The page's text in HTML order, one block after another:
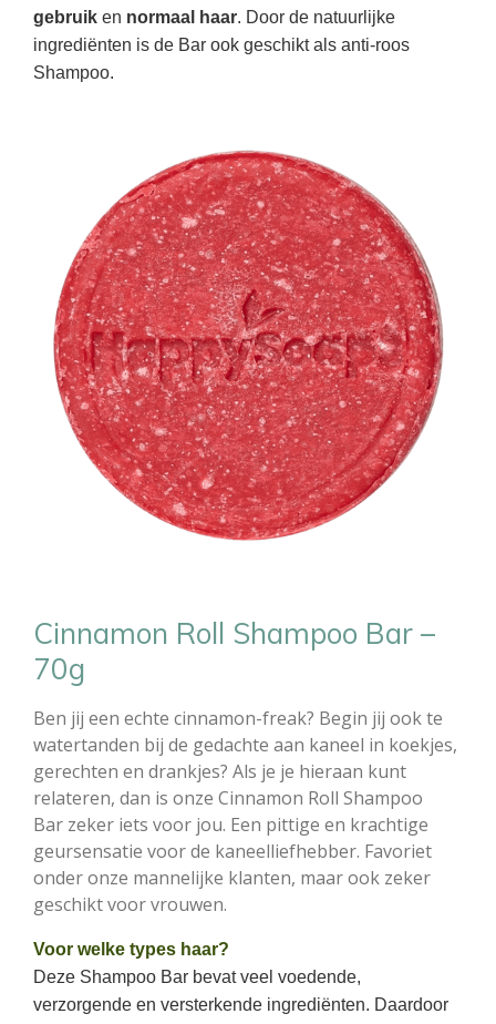
gebruik en normaal haar. Door de natuurlijke
ingrediënten is de Bar ook geschikt als anti-roos
Shampoo.
Cinnamon Roll Shampoo Bar –
70g
Ben jij een echte cinnamon-freak? Begin jij ook te
watertanden bij de gedachte aan kaneel in koekjes,
gerechten en drankjes? Als je je hieraan kunt
relateren, dan is onze Cinnamon Roll Shampoo
Bar zeker iets voor jou. Een pittige en krachtige
geursensatie voor de kaneelliefhebber. Favoriet
onder onze mannelijke klanten, maar ook zeker
geschikt voor vrouwen.
Voor welke types haar?
Deze Shampoo Bar bevat veel voedende,
verzorgende en versterkende ingrediënten. Daardoor